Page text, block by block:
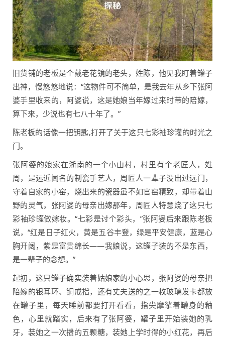
旧货铺的老板是个戴老花镜的老头，姓陈，他见我盯着罐子
出神，慢悠悠地说：“这物件可不简单，是我去年从乡下张阿
婆手里收来的，阿婆说，这是她娘当年嫁过来时带的陪嫁，
算下来，少说也有七八十年了。”
陈老板的话像一把钥匙,打开了关于这只七彩袖珍罐的时光之
门。
张阿婆的娘家在浙南的一个小山村，村里有个老匠人，姓
周，是远近闻名的制瓷手艺人，周匠人一辈子没出过远门，
守着自家的小窑，烧出来的瓷器虽不如官窑精致，却带着山
野的灵气，张阿婆的母亲出嫁那年，周匠人特意烧了这只七
彩袖珍罐做嫁妆。“七彩是讨个彩头，”张阿婆后来跟陈老板
说，“红是日子红火，黄是五谷丰登，绿是平安健康，蓝是心
胸开阔，紫是富贵绵长——我娘说，这罐子装的不是东西，
是一辈子的念想。”
起初，这只罐子确实装着姑娘家的小心思，张阿婆的母亲把
陪嫁的银耳环、铜戒指，还有丈夫送的之一枚玻璃发卡都放
在罐子里，每天睡前都要打开看看，指尖摩挲着罐身的釉
色，心里就踏实，后来有了张阿婆，罐子里开始装她的乳
牙，装她之一次攒的五颗糖，装她上学时得的小红花，再后